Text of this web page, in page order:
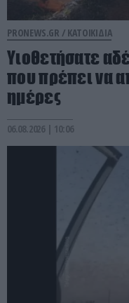
PRONEWS.GR / ΚΑΤΟΙΚΙΔΙΑ
Υιοθετήσατε
που πρέπει να
ημέρες
06.08.2026 | 10:06